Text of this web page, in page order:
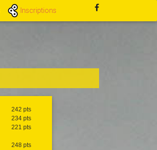
Inscriptions
242 pts
234 pts
221 pts
248 pts